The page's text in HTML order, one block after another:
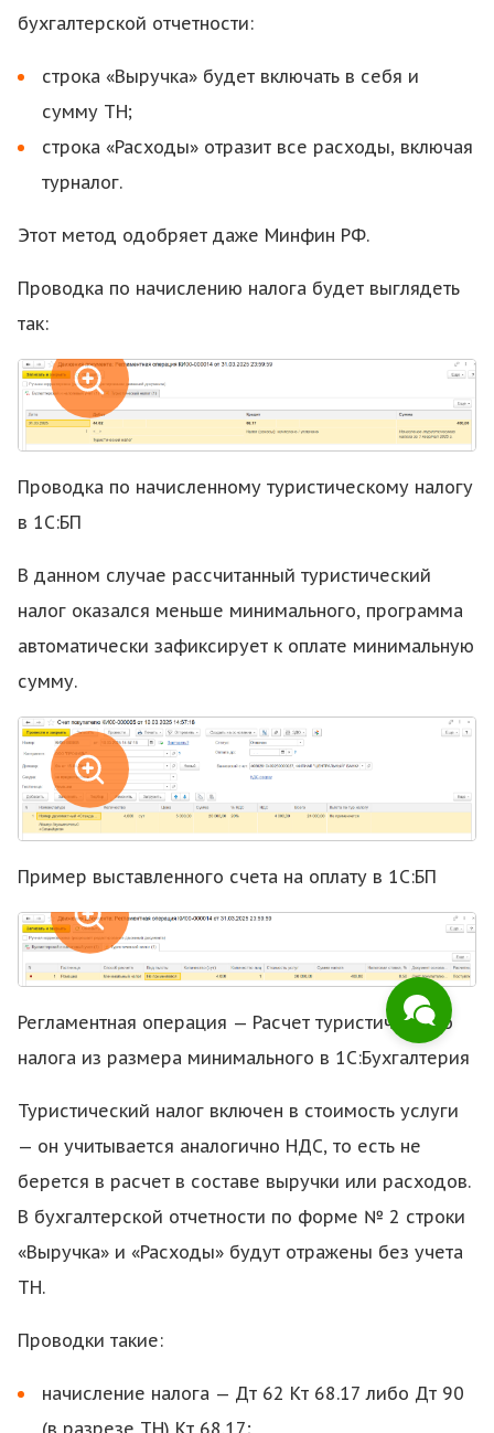
бухгалтерской отчетности:
строка «Выручка» будет включать в себя и
сумму ТН;
строка «Расходы» отразит все расходы, включая
турналог.
Этот метод одобряет даже Минфин РФ.
Проводка по начислению налога будет выглядеть
так:
Проводка по начисленному туристическому налогу
в 1С:БП
В данном случае рассчитанный туристический
налог оказался меньше минимального, программа
автоматически зафиксирует к оплате минимальную
сумму.
Пример выставленного счета на оплату в 1С:БП
Регламентная операция — Расчет туристического
налога из размера минимального в 1С:Бухгалтерия
Туристический налог включен в стоимость услуги
— он учитывается аналогично НДС, то есть не
берется в расчет в составе выручки или расходов.
В бухгалтерской отчетности по форме № 2 строки
«Выручка» и «Расходы» будут отражены без учета
ТН.
Проводки такие:
начисление налога — Дт 62 Кт 68.17 либо Дт 90
Здравствуйте! Поможем с
началом работы в нашем
сервисе , ответим на все